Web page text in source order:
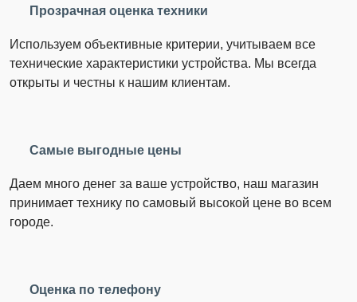
Прозрачная оценка техники
Используем объективные критерии, учитываем все
технические характеристики устройства. Мы всегда
открыты и честны к нашим клиентам.
Самые выгодные цены
Даем много денег за ваше устройство, наш магазин
принимает технику по самовый высокой цене во всем
городе.
Оценка по телефону